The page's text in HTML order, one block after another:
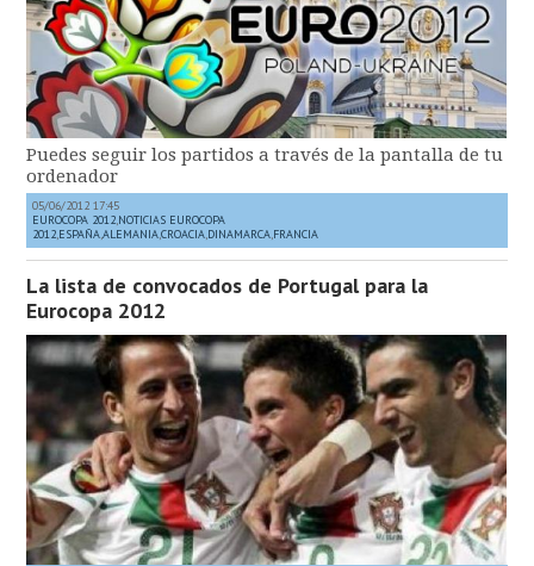
Puedes seguir los partidos a través de la pantalla de tu
ordenador
05/06/2012 17:45
EUROCOPA 2012,NOTICIAS EUROCOPA
2012,ESPAÑA,ALEMANIA,CROACIA,DINAMARCA,FRANCIA
La lista de convocados de Portugal para la
Eurocopa 2012